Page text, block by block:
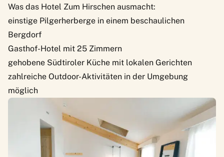
Was das Hotel Zum Hirschen ausmacht:
einstige Pilgerherberge in einem beschaulichen
Bergdorf
Gasthof-Hotel mit 25 Zimmern
gehobene Südtiroler Küche mit lokalen Gerichten
zahlreiche Outdoor-Aktivitäten in der Umgebung
möglich